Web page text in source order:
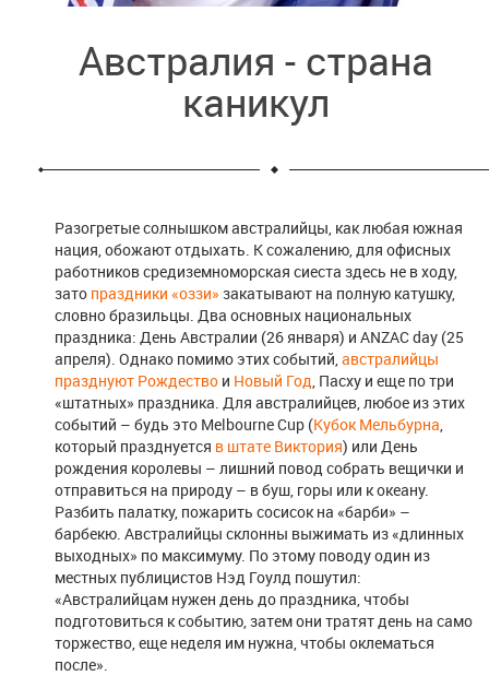
Австралия - страна
каникул
Разогретые солнышком австралийцы, как любая южная
нация, обожают отдыхать. К сожалению, для офисных
работников средиземноморская сиеста здесь не в ходу,
зато праздники «оззи» закатывают на полную катушку,
словно бразильцы. Два основных национальных
праздника: День Австралии (26 января) и ANZAC day (25
апреля). Однако помимо этих событий, австралийцы
празднуют Рождество и Новый Год , Пасху и еще по три
«штатных» праздника. Для австралийцев, любое из этих
событий – будь это Melbourne Cup (Кубок Мельбурна
который празднуется в штате Виктория) или День
рождения королевы – лишний повод собрать вещички и
отправиться на природу – в буш, горы или к океану.
Разбить палатку, пожарить сосисок на «барби» –
барбекю. Австралийцы склонны выжимать из «длинных
выходных» по максимуму. По этому поводу один из
местных публицистов Нэд Гоулд пошутил:
«Австралийцам нужен день до праздника, чтобы
подготовиться к событию, затем они тратят день на само
торжество, еще неделя им нужна, чтобы оклематься
после».